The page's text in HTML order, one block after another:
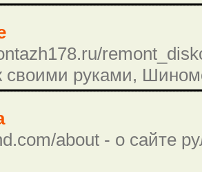
руками,
about - о сайте